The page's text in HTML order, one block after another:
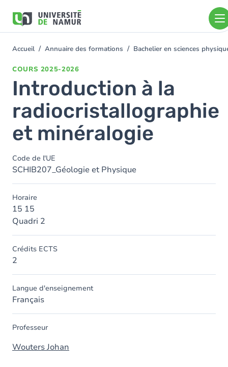
contenu
You
Accueil Annuaire des formations Bachelier en sciences
COURS 2025-2026
Introduction à la
radiocristallographie
et minéralogie
Code de l'UE
SCHIB207_Géologie et Physique
Horaire
15 15
Quadri 2
Crédits ECTS
2
Langue d'enseignement
Français
Professeur
Wouters Johan